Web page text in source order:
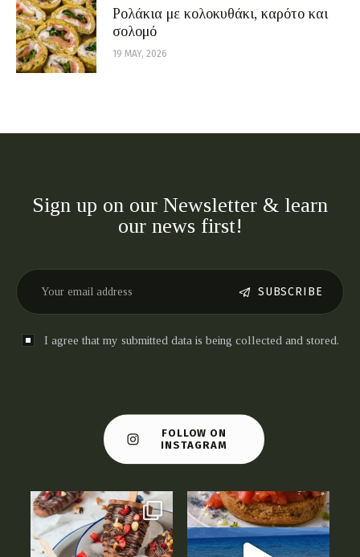
Ρολάκια με κολοκυθάκι, καρότο και
σολομό
19 MAY, 2026
Sign up on our Newsletter & learn
our news first!
SUBSCRIBE
I agree that my submitted data is being collected and stored.
FOLLOW ON
INSTAGRAM